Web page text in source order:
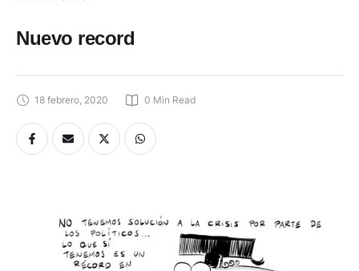
Nuevo record
18 febrero, 2020 0 Min Read